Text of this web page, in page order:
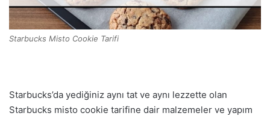
Starbucks Misto Cookie Tarifi
Starbucks’da yediğiniz aynı tat ve aynı lezzette olan
Starbucks misto cookie tarifine dair malzemeler ve yapım